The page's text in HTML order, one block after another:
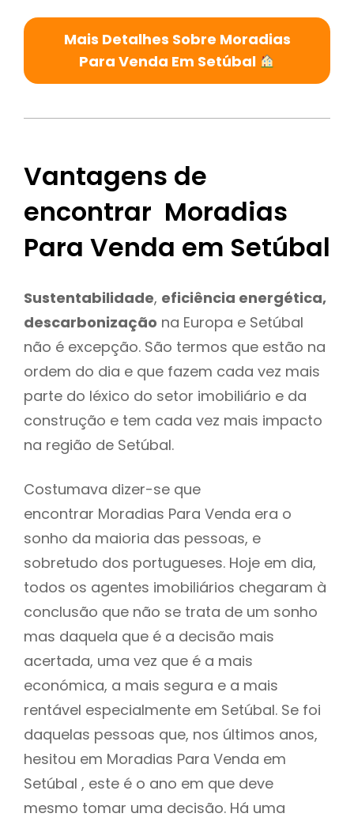
Mais Detalhes Sobre Moradias
Para Venda Em Setúbal
Vantagens de
encontrar Moradias
Para Venda em Setúbal
Sustentabilidade, eficiência energética,
descarbonização na Europa e Setúbal
não é excepção. São termos que estão na
ordem do dia e que fazem cada vez mais
parte do léxico do setor imobiliário e da
construção e tem cada vez mais impacto
na região de Setúbal.
Costumava dizer-se que
encontrar Moradias Para Venda era o
sonho da maioria das pessoas, e
sobretudo dos portugueses. Hoje em dia,
todos os agentes imobiliários chegaram à
conclusão que não se trata de um sonho
mas daquela que é a decisão mais
acertada, uma vez que é a mais
económica, a mais segura e a mais
rentável especialmente em Setúbal. Se foi
daquelas pessoas que, nos últimos anos,
hesitou em Moradias Para Venda em
Setúbal , este é o ano em que deve
mesmo tomar uma decisão. Há uma